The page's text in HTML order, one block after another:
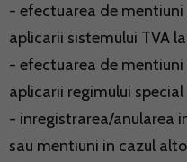
- efectuarea de
aplicarii sistemului TVA
- efectuarea de
aplicarii regimului
- inregistrarea/anularea
sau mentiuni in cazul